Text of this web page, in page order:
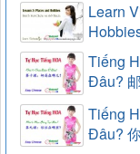
Learn
Tiếng
Đâu?
Tiếng
Đâu?